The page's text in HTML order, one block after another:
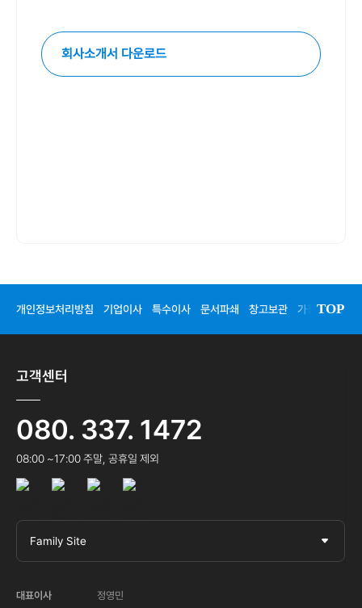
회사소개서 다운로드
개인정보처리방침 기업이사 특수이사 문서파쇄 창고보관 가정이사
TOP
고객센터
080. 337. 1472
08:00 ~17:00 주말, 공휴일 제외
Family Site
대표이사 정영민